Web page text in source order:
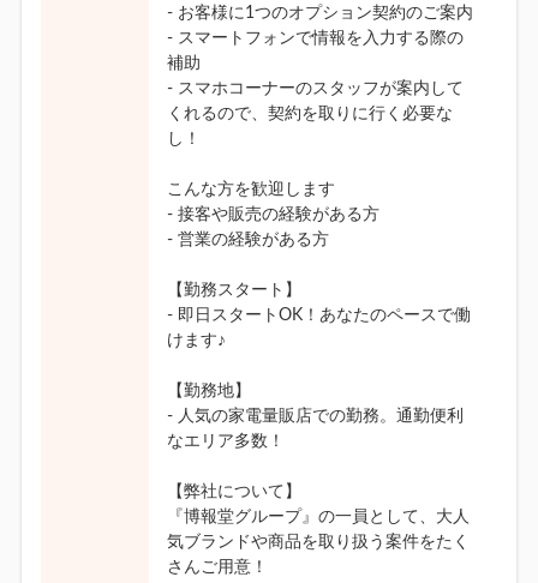
- お客様に1つのオプション契約のご案内
- スマートフォンで情報を入力する際の
補助
- スマホコーナーのスタッフが案内して
くれるので、契約を取りに行く必要な
し！
こんな方を歓迎します
- 接客や販売の経験がある方
- 営業の経験がある方
【勤務スタート】
- 即日スタートOK！あなたのペースで働
けます♪
【勤務地】
- 人気の家電量販店での勤務。通勤便利
なエリア多数！
【弊社について】
『博報堂グループ』の一員として、大人
気ブランドや商品を取り扱う案件をたく
さんご用意！